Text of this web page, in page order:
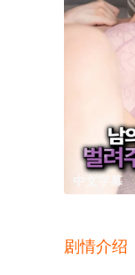
中文字幕
剧情介绍